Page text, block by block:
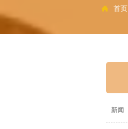
 首页
新闻